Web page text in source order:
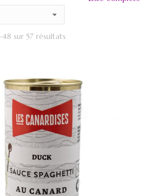
sur 57 résultats